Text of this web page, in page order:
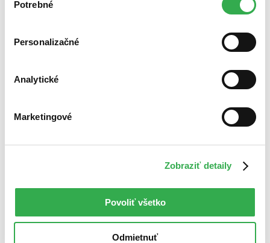
nám pomohlo, keby sme mohli používať všetky tieto
súhlasu
Potrebné
Personalizačné
Analytické
Marketingové
Zobraziť detaily
Povoliť všetko
Odmietnuť
Použité filtre